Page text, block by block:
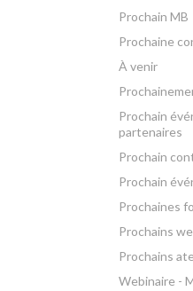
Prochain MB
Prochaine
À venir
Prochain
partenaires
Prochain
Prochain
Prochaines
Prochains
Prochains
Webinaire -